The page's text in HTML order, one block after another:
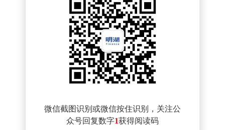
微信截图识别或微信按住识别，关注公
众号回复数字1获得阅读码